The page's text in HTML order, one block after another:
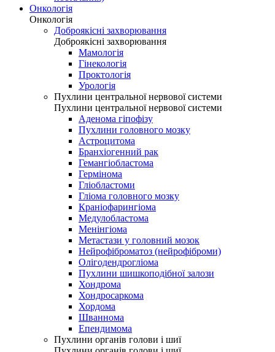
Онкологія
Онкологія
Доброякісні захворювання
Доброякісні захворювання
Мамологія
Гінекологія
Проктологія
Урологія
Пухлини центральної нервової системи
Пухлини центральної нервової системи
Аденома гіпофізу
Пухлини головного мозку
Астроцитома
Бранхіогенний рак
Гемангіобластома
Гермінома
Гліобластоми
Гліома головного мозку
Краніофарингіома
Медулобластома
Менінгіома
Метастази у головний мозок
Нейрофіброматоз (нейрофіброми)
Олігодендрогліома
Пухлини шишкоподібної залози
Хондрома
Хондросаркома
Хордома
Шваннома
Епендимома
Пухлини органів голови і шиї